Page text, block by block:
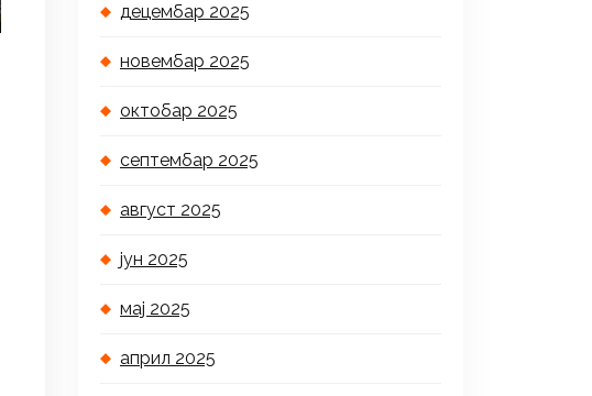
децембар 2025
новембар 2025
октобар 2025
септембар 2025
август 2025
јун 2025
мај 2025
април 2025